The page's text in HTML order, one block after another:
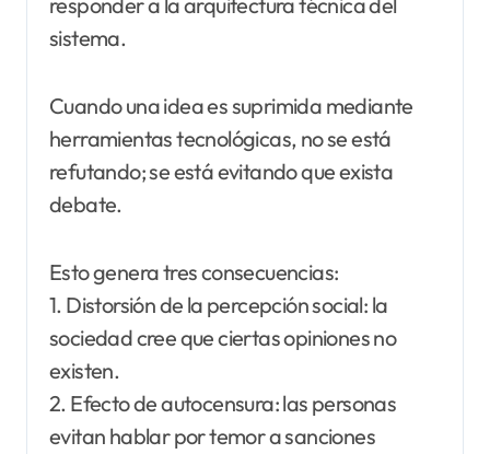
sistema.
Cuando una idea es suprimida mediante
herramientas tecnológicas, no se está
refutando; se está evitando que exista
debate.
Esto genera tres consecuencias:
1. Distorsión de la percepción social: la
sociedad cree que ciertas opiniones no
existen.
2. Efecto de autocensura: las personas
evitan hablar por temor a sanciones